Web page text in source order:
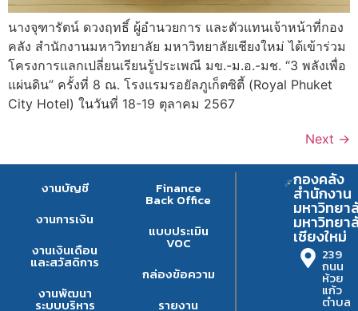
นางจุฑารัตน์ ดวงฤทธิ์ ผู้อำนวยการ และตัวแทนเจ้าหน้าที่กอง
คลัง สำนักงานมหาวิทยาลัย มหาวิทยาลัยเชียงใหม่ ได้เข้าร่วม
โครงการแลกเปลี่ยนเรียนรู้ประเพณี มข.-ม.อ.-มช. “3 พลังเพื่อ
แผ่นดิน” ครั้งที่ 8 ณ. โรงแรมรอยัลภูเก็ตซิตี้ (Royal Phuket
City Hotel) ในวันที่ 18-19 ตุลาคม 2567
Next →
งานบัญชี
งานการเงิน
งานเงินเดือน
และสวัสดิการ
งานพัฒนา
ระบบบริหาร
Finance
Back Office
แบบประเมิน
VOC
กล่องข้อความ
รายงาน
กองคลัง
สำนักงาน
มหาวิทยา
มหาวิทยา
เชียงใหม่
239
ถนน
ห้วย
แก้ว
ตำบล